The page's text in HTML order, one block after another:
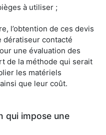
à utiliser ;
l’obtention de ces devis
dératiseur contacté
une évaluation des
de la méthode qui serait
les matériels
que leur coût.
qui impose une